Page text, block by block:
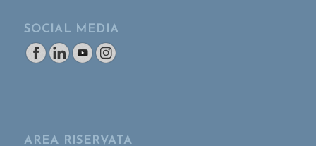
SOCIAL MEDIA
AREA RISERVATA